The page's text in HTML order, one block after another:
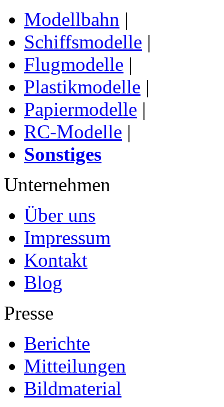
Modellbahn |
Schiffsmodelle |
Flugmodelle |
Plastikmodelle |
Papiermodelle |
RC-Modelle |
Sonstiges
Unternehmen
Über uns
Impressum
Kontakt
Blog
Presse
Berichte
Mitteilungen
Bildmaterial